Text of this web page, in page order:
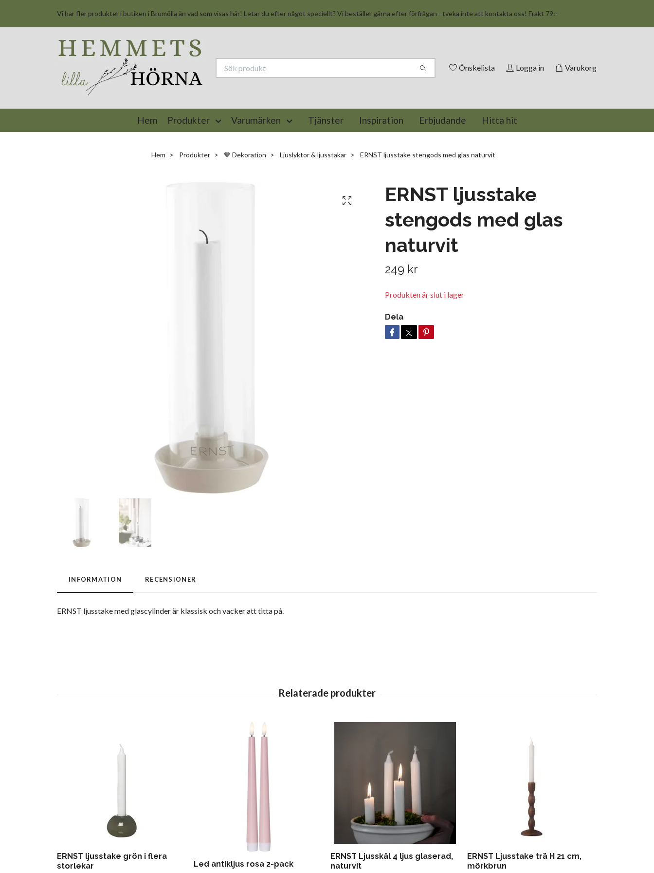
Vi har fler produkter i butiken i Bromölla än vad som visas här! Letar du efter något speciellt? Vi beställer gärna efter förfrågan - tveka inte att kontakta oss! Frakt 79:-
Önskelista Logga in Varukorg
Hem Produkter Varumärken Tjänster Inspiration Erbjudande Hitta hit
Hem Produkter 🧡 Dekoration Ljuslyktor & ljusstakar ERNST ljusstake stengods med glas naturvit
ERNST ljusstake
stengods med glas
naturvit
249 kr
Produkten är slut i lager
Dela
INFORMATION RECENSIONER
ERNST ljusstake med glascylinder är klassisk och vacker att titta på.
ERNST ljusstake grön i flera
storlekar
Led antikljus rosa 2-pack
ERNST Ljusskål 4 ljus glaserad,
naturvit
ERNST Ljusstake trä H 21 cm,
mörkbrun